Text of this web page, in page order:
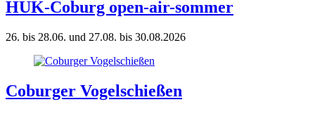
HUK-Coburg open-air-sommer
26. bis 28.06. und 27.08. bis 30.08.2026
Coburger Vogelschießen